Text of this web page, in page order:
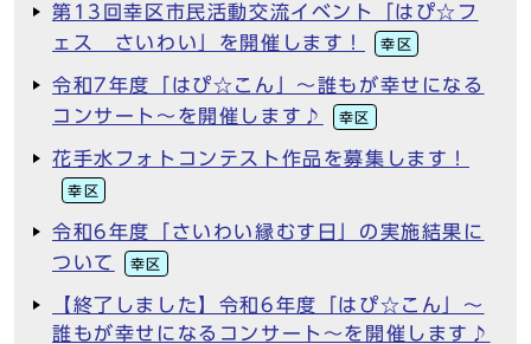
第13回幸区市民活動交流イベント「はぴ☆フ
ェス さいわい」を開催します！
幸区
令和7年度「はぴ☆こん」～誰もが幸せになる
コンサート～を開催します♪
幸区
花手水フォトコンテスト作品を募集します！
幸区
令和6年度「さいわい縁むす日」の実施結果に
ついて
幸区
【終了しました】令和6年度「はぴ☆こん」～
誰もが幸せになるコンサート～を開催します♪